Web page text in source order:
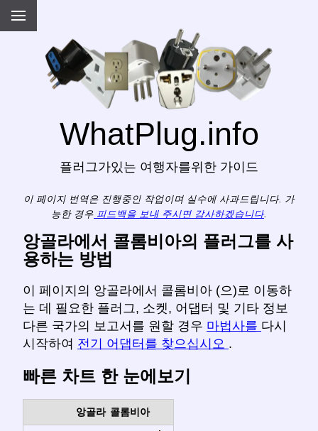
WhatPlug.info
플러그가있는 여행자를위한 가이드
이 페이지 번역은 진행중인 작업이며 실수에 사과드립니다. 가
능한 경우 피드백을 보내 주시면 감사하겠습니다.
앙골라에서 콜롬비아의 플러그를 사
용하는 방법
이 페이지의 앙골라에서 콜롬비아 (으)로 이동하
는 데 필요한 플러그, 소켓, 어댑터 및 기타 정보
다른 국가의 보고서를 원할 경우 마법사를 다시
시작하여 전기 어댑터를 찾으십시오 .
빠른 차트 한 눈에보기
앙골라 콜롬비아